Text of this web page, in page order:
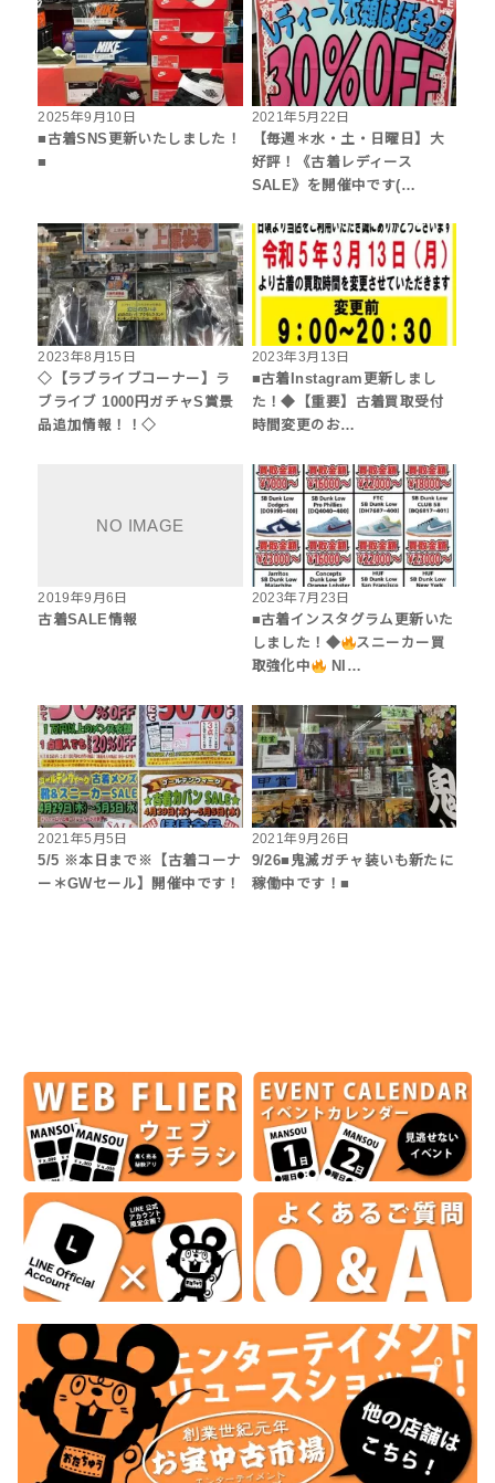
2025年9月10日
■古着SNS更新いたしました！
■
2021年5月22日
【毎週＊水・土・日曜日】大
好評！《古着レディース
SALE》を開催中です(…
2023年8月15日
◇【ラブライブコーナー】ラ
ブライブ 1000円ガチャS賞景
品追加情報！！◇
2023年3月13日
■古着Instagram更新しまし
た！◆【重要】古着買取受付
時間変更のお…
2019年9月6日
古着SALE情報
2023年7月23日
■古着インスタグラム更新いた
しました！◆
スニーカー買
取強化中
NI…
2021年5月5日
5/5 ※本日まで※【古着コーナ
ー＊GWセール】開催中です！
2021年9月26日
9/26■鬼滅ガチャ装いも新たに
稼働中です！■